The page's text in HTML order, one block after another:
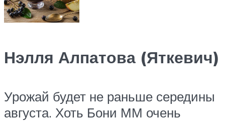
Нэлля Алпатова (Яткевич)
Урожай будет не раньше середины
августа. Хоть Бони ММ очень